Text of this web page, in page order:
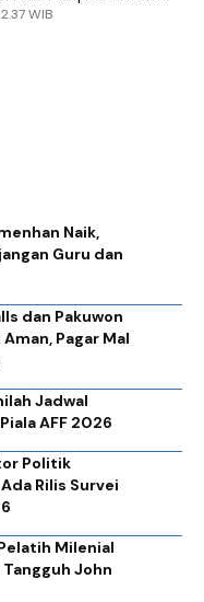
WIB
Naik,
Guru dan
dan Pakuwon
Pagar Mal
Jadwal
AFF 2026
Politik
Rilis Survei
Milenial
John